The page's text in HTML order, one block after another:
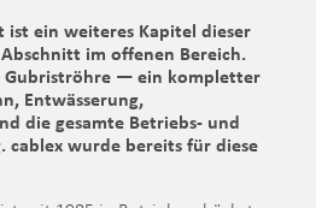
ist ein weiteres Kapitel dieser
im offenen Bereich.
Gubriströhre — ein kompletter
Entwässerung,
die gesamte Betriebs- und
cablex wurde bereits für diese